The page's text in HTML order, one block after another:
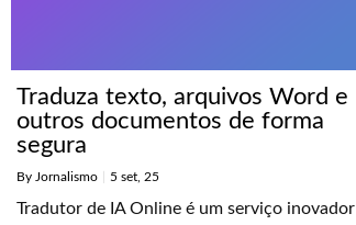
Traduza texto, arquivos Word e
outros documentos de forma
segura
By Jornalismo 5 set, 25
Tradutor de IA Online é um serviço inovador